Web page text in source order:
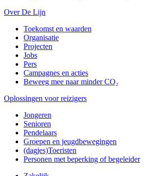
Over De Lijn
Toekomst en waarden
Organisatie
Projecten
Jobs
Pers
Campagnes en acties
Beweeg mee naar minder CO₂
Oplossingen voor reizigers
Jongeren
Senioren
Pendelaars
Groepen en jeugdbewegingen
(dagjes)Toeristen
Personen met beperking of begeleider